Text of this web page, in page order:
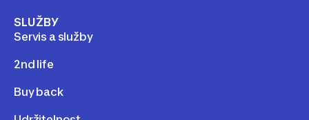
SLUŽBY
Servis a služby
2nd life
Buy back